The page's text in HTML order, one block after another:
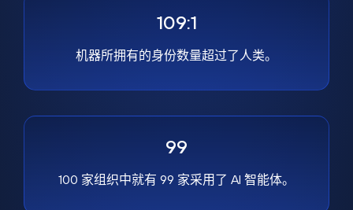
109:1
机器所拥有的身份数量超过了人类。
99
100 家组织中就有 99 家采用了 AI 智能体。